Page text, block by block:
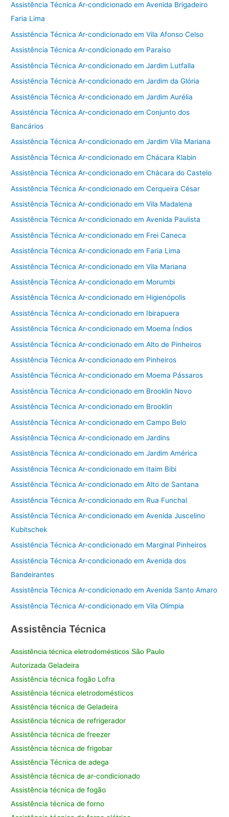
Assistência Técnica Ar-condicionado em Avenida Brigadeiro
Faria Lima
Assistência Técnica Ar-condicionado em Vila Afonso Celso
Assistência Técnica Ar-condicionado em Paraíso
Assistência Técnica Ar-condicionado em Jardim Lutfalla
Assistência Técnica Ar-condicionado em Jardim da Glória
Assistência Técnica Ar-condicionado em Jardim Aurélia
Assistência Técnica Ar-condicionado em Conjunto dos
Bancários
Assistência Técnica Ar-condicionado em Jardim Vila Mariana
Assistência Técnica Ar-condicionado em Chácara Klabin
Assistência Técnica Ar-condicionado em Chácara do Castelo
Assistência Técnica Ar-condicionado em Cerqueira César
Assistência Técnica Ar-condicionado em Vila Madalena
Assistência Técnica Ar-condicionado em Avenida Paulista
Assistência Técnica Ar-condicionado em Frei Caneca
Assistência Técnica Ar-condicionado em Faria Lima
Assistência Técnica Ar-condicionado em Vila Mariana
Assistência Técnica Ar-condicionado em Morumbi
Assistência Técnica Ar-condicionado em Higienópolis
Assistência Técnica Ar-condicionado em Ibirapuera
Assistência Técnica Ar-condicionado em Moema Índios
Assistência Técnica Ar-condicionado em Alto de Pinheiros
Assistência Técnica Ar-condicionado em Pinheiros
Assistência Técnica Ar-condicionado em Moema Pássaros
Assistência Técnica Ar-condicionado em Brooklin Novo
Assistência Técnica Ar-condicionado em Brooklin
Assistência Técnica Ar-condicionado em Campo Belo
Assistência Técnica Ar-condicionado em Jardins
Assistência Técnica Ar-condicionado em Jardim América
Assistência Técnica Ar-condicionado em Itaim Bibi
Assistência Técnica Ar-condicionado em Alto de Santana
Assistência Técnica Ar-condicionado em Rua Funchal
Assistência Técnica Ar-condicionado em Avenida Juscelino
Kubitschek
Assistência Técnica Ar-condicionado em Marginal Pinheiros
Assistência Técnica Ar-condicionado em Avenida dos
Bandeirantes
Assistência Técnica Ar-condicionado em Avenida Santo Amaro
Assistência Técnica Ar-condicionado em Vila Olímpia
Assistência Técnica
Assistência técnica eletrodomésticos São Paulo
Autorizada Geladeira
Assistência técnica fogão Lofra
Assistência técnica eletrodomésticos
Assistência técnica de Geladeira
Assistência técnica de refrigerador
Assistência técnica de freezer
Assistência técnica de frigobar
Assistência Técnica de adega
Assistência técnica de ar-condicionado
Assistência técnica de fogão
Assistência técnica de forno